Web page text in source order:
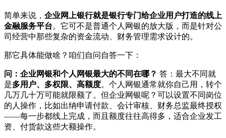
简单来说， 企业网上银行就是银行专门给企业用户打造的线上
金融服务平台。它可不是普通个人网银的放大版，而是针对公
司经营中那些复杂的资金流动、财务管理需求设计的。
那它具体能做啥？咱们自问自答一下：
问：企业网银和个人网银最大的不同在哪？ 答：最大不同就
是多用户、多权限、高额度。个人网银通常就你自己用，转个
几万几十万可能就限额了。但企业网银呢？可以设置不同岗位
的人操作，比如出纳申请付款、会计审核、财务总监最终授权
——每一步都线上完成，而且额度往往高得多，适合企业发工
资、付货款这些大额操作。